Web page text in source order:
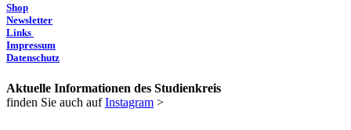
Shop
Newsletter
Links
Impressum
Datenschutz
Aktuelle Informationen des Studienkreis
finden Sie auch aufInstagram >